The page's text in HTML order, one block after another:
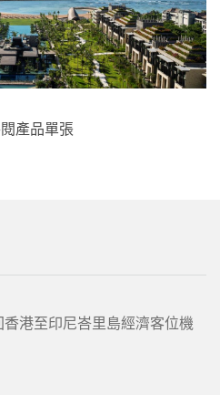
產品單張
港至印尼峇里島經濟客位機